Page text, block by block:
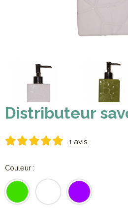
Distributeur
1 avis
Couleur :